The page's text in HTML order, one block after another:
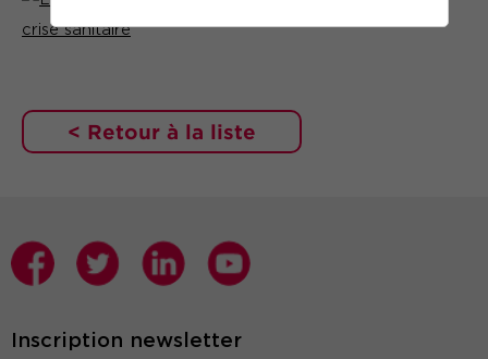
< Retour à la liste
Inscription newsletter